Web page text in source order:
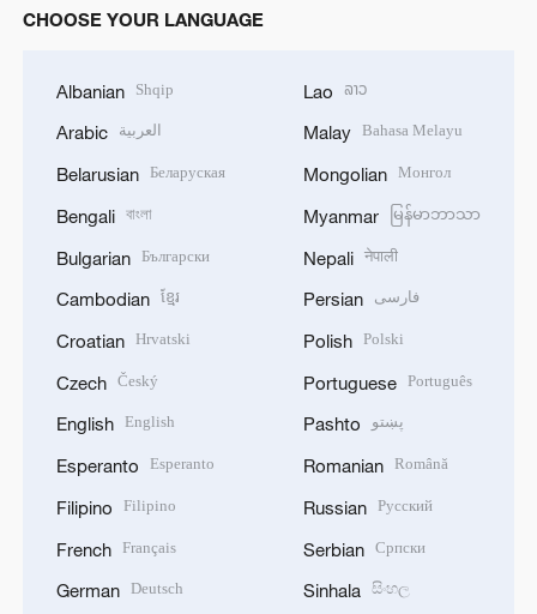
CHOOSE YOUR LANGUAGE
Albanian Shqip
Arabic العربية
Belarusian Беларуская
Bengali বাংলা
Bulgarian Български
Cambodian ខ្មែរ
Croatian Hrvatski
Czech Český
English English
Esperanto Esperanto
Filipino Filipino
French Français
German Deutsch
Lao ລາວ
Malay Bahasa Melayu
Mongolian Монгол
Myanmar မြန်မာဘာသာ
Nepali नेपाली
Persian فارسی
Polish Polski
Portuguese Português
Pashto پښتو
Romanian Română
Russian Русский
Serbian Српски
Sinhala සිංහල